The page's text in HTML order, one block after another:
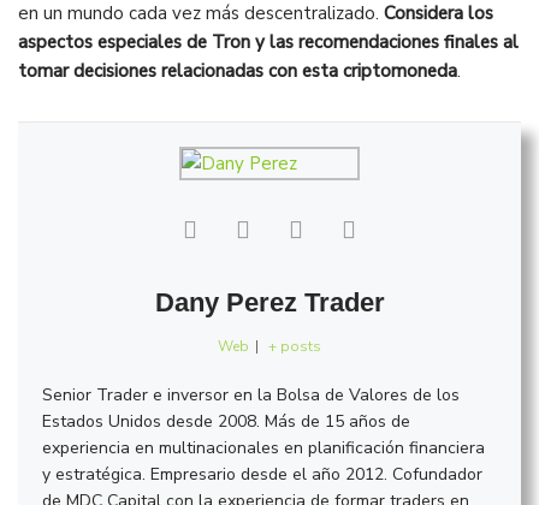
en un mundo cada vez más descentralizado. Considera los
aspectos especiales de Tron y las recomendaciones finales al
tomar decisiones relacionadas con esta criptomoneda.
Dany Perez Trader
Web | + posts
Senior Trader e inversor en la Bolsa de Valores de los
Estados Unidos desde 2008. Más de 15 años de
experiencia en multinacionales en planificación financiera
y estratégica. Empresario desde el año 2012. Cofundador